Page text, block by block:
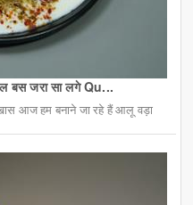
बस जरा सा लगे Qu...
आज हम बनाने जा रहे हैं आलू वड़ा